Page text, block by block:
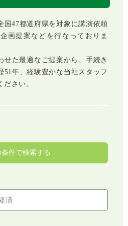
国47都道府県を対象に講演依頼
画提案などを行なっておりま
せた最適なご提案から、手続き
51年、経験豊かな当社スタッフ
さい。
件で検索する